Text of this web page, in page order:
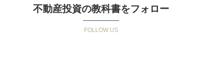
不動産投資の教科書をフォロー